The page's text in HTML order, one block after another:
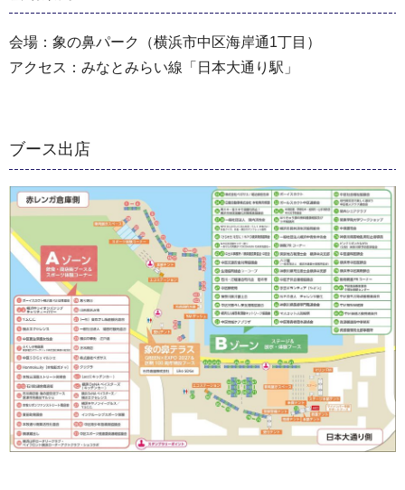
会場：象の鼻パーク（横浜市中区海岸通1丁目）
アクセス：みなとみらい線「日本大通り駅」
ブース出店